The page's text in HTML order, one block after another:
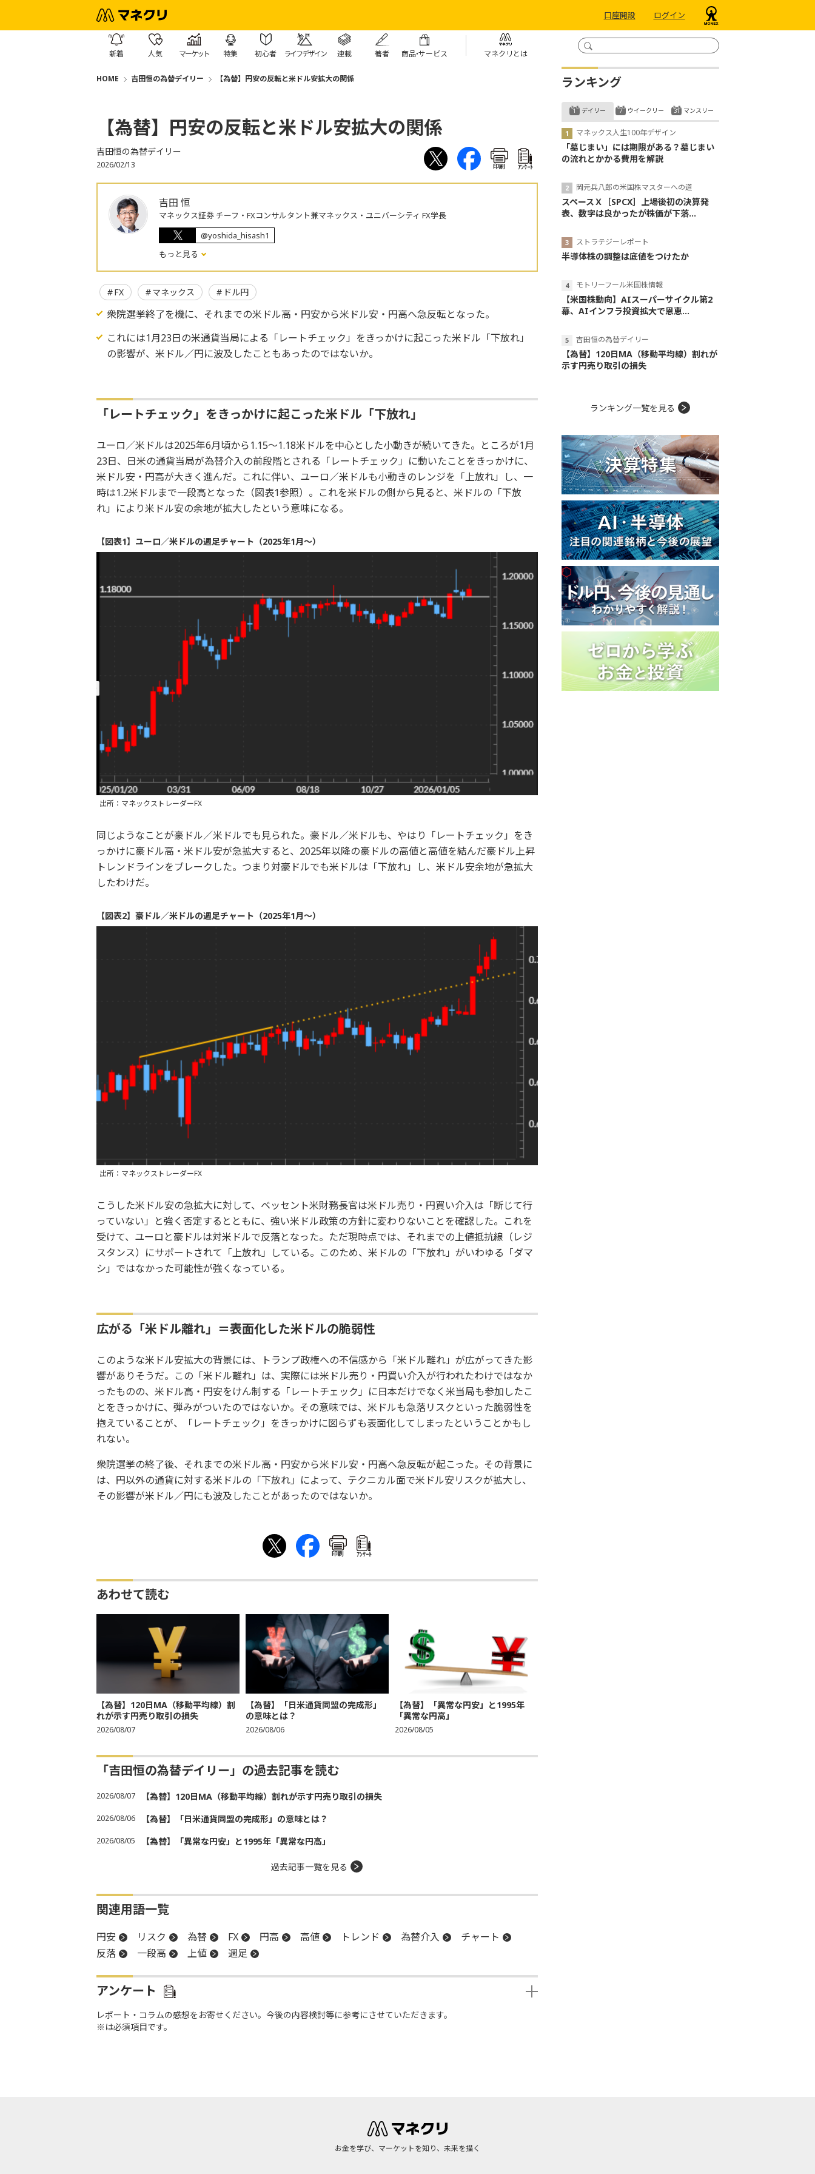
口座開設 ログイン
新着 人気 マーケット 特集 初心者 ライフデザイン 連載 著者 商品・サービス マネクリとは
HOME 吉田恒の為替デイリー 【為替】円安の反転と米ドル安拡大の関係
【為替】円安の反転と米ドル安拡大の関係
吉田恒の為替デイリー
2026/02/13 印刷 ｱﾝｹｰﾄ
吉田 恒
マネックス証券 チーフ・FXコンサルタント兼マネックス・ユニバーシティ FX学長
@yoshida_hisash1
もっと見る
FX マネックス ドル円
衆院選挙終了を機に、それまでの米ドル高・円安から米ドル安・円高へ急反転となった。
これには1月23日の米通貨当局による「レートチェック」をきっかけに起こった米ドル「下放れ」
の影響が、米ドル／円に波及したこともあったのではないか。
「レートチェック」をきっかけに起こった米ドル「下放れ」
ユーロ／米ドルは2025年6月頃から1.15～1.18米ドルを中心とした小動きが続いてきた。ところが1月
23日、日米の通貨当局が為替介入の前段階とされる「レートチェック」に動いたことをきっかけに、
米ドル安・円高が大きく進んだ。これに伴い、ユーロ／米ドルも小動きのレンジを「上放れ」し、一
時は1.2米ドルまで一段高となった（図表1参照）。これを米ドルの側から見ると、米ドルの「下放
れ」により米ドル安の余地が拡大したという意味になる。
【図表1】ユーロ／米ドルの週足チャート（2025年1月～）
出所：マネックストレーダーFX
同じようなことが豪ドル／米ドルでも見られた。豪ドル／米ドルも、やはり「レートチェック」をき
っかけに豪ドル高・米ドル安が急拡大すると、2025年以降の豪ドルの高値と高値を結んだ豪ドル上昇
トレンドラインをブレークした。つまり対豪ドルでも米ドルは「下放れ」し、米ドル安余地が急拡大
したわけだ。
【図表2】豪ドル／米ドルの週足チャート（2025年1月～）
出所：マネックストレーダーFX
こうした米ドル安の急拡大に対して、ベッセント米財務長官は米ドル売り・円買い介入は「断じて行
っていない」と強く否定するとともに、強い米ドル政策の方針に変わりないことを確認した。これを
受けて、ユーロと豪ドルは対米ドルで反落となった。ただ現時点では、それまでの上値抵抗線（レジ
スタンス）にサポートされて「上放れ」している。このため、米ドルの「下放れ」がいわゆる「ダマ
シ」ではなかった可能性が強くなっている。
広がる「米ドル離れ」＝表面化した米ドルの脆弱性
このような米ドル安拡大の背景には、トランプ政権への不信感から「米ドル離れ」が広がってきた影
響がありそうだ。この「米ドル離れ」は、実際には米ドル売り・円買い介入が行われたわけではなか
ったものの、米ドル高・円安をけん制する「レートチェック」に日本だけでなく米当局も参加したこ
とをきっかけに、弾みがついたのではないか。その意味では、米ドルも急落リスクといった脆弱性を
抱えていることが、「レートチェック」をきっかけに図らずも表面化してしまったということかもし
れない。
衆院選挙の終了後、それまでの米ドル高・円安から米ドル安・円高へ急反転が起こった。その背景に
は、円以外の通貨に対する米ドルの「下放れ」によって、テクニカル面で米ドル安リスクが拡大し、
その影響が米ドル／円にも波及したことがあったのではないか。
印刷 ｱﾝｹｰﾄ
あわせて読む
【為替】120日MA（移動平均線）割
れが示す円売り取引の損失
2026/08/07
【為替】「日米通貨同盟の完成形」
の意味とは？
2026/08/06
【為替】「異常な円安」と1995年
「異常な円高」
2026/08/05
「吉田恒の為替デイリー」の過去記事を読む
2026/08/07 【為替】120日MA（移動平均線）割れが示す円売り取引の損失
2026/08/06 【為替】「日米通貨同盟の完成形」の意味とは？
2026/08/05 【為替】「異常な円安」と1995年「異常な円高」
過去記事一覧を見る
関連用語一覧
円安 リスク 為替 FX 円高 高値 トレンド 為替介入
チャート
反落
一段高 上値 週足
アンケート
レポート・コラムの感想をお寄せください。今後の内容検討等に参考にさせていただきます。
※は必須項目です。
ランキング
デイリー
マネックス人生100年デザイン
「墓じまい」には期限がある？墓じまい
の流れとかかる費用を解説
岡元兵八郎の米国株マスターへの道
スペースＸ［SPCX］上場後初の決算発
表、数字は良かったが株価が下落...
ストラテジーレポート
半導体株の調整は底値をつけたか
モトリーフール米国株情報
【米国株動向】AIスーパーサイクル第2
幕、AIインフラ投資拡大で恩恵...
吉田恒の為替デイリー
【為替】120日MA（移動平均線）割れが
示す円売り取引の損失
ウイークリー マンスリー
ランキング一覧を見る
お金を学び、マーケットを知り、未来を描く